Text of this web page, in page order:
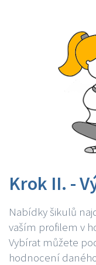
Krok II. -
Nabídky šikulů
vaším profilem v
Vybírat můžete
hodnocení